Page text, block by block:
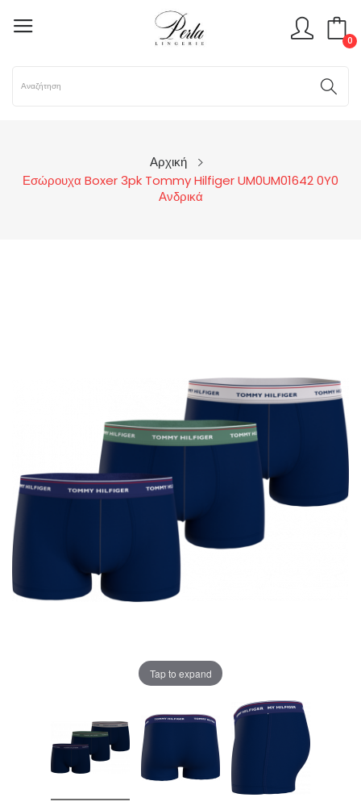
0
Αρχική
Εσώρουχα Boxer 3pk Tommy Hilfiger UM0UM01642 0Y0
Ανδρικά
Tap to expand